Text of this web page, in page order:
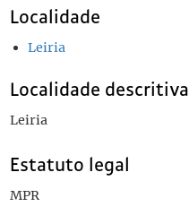
Localidade
Leiria
Localidade descritiva
Leiria
Estatuto legal
MPR